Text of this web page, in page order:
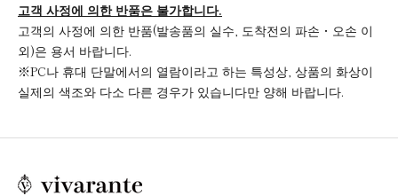
고객 사정에 의한 반품은 불가합니다.
고객의 사정에 의한 반품(발송품의 실수, 도착전의 파손・오손 이
외)은 용서 바랍니다.
※PC나 휴대 단말에서의 열람이라고 하는 특성상, 상품의 화상이
실제의 색조와 다소 다른 경우가 있습니다만 양해 바랍니다.